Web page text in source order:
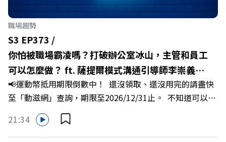
化傳統作物為高價值的精品品牌？🔺如何將自身的失敗學，
轉化為凝聚團隊與縣民認同感的力量？🔺在迎向黃金十年的
新局下，嘉義如何打造子弟能安心安居的未來？ 主持人／
遠見雜誌副社長兼遠見智庫總編輯 李建興 與談人／嘉義縣
縣長 翁章梁、立法委員 蔡易餘、財信傳媒集團董事長 謝金
河、紙風車劇團創辦人 李永豐、嘉義縣人力發展所所長 許
喻理+++++🎂歡慶遠見40歲生日！手速搶下破天荒的獨家
優惠>>>https://gvmkt.pse.is/9e5pbz✨關注《遠見》更多
的社群：LINE：https://reurl.cc/A4ELQpIG：
https://bit.ly/3AjBWNVYT：https://bit.ly/38jNi9k
職場趨勢
S3 EP373 /
你怕被職場霸凌嗎？打破辦公室冰山，主管和員工
可以怎麼做？ ft. 薩提爾模式溝通引導師李崇義、
謝佳芸
📢運動幣抵用期限倒數中！ 還沒領取、還沒用完的請盡快
至「動滋網」查詢，期限至2026/12/31止。 不知道可以在
哪裡使用嗎？ 上「動滋網」【合作店家】專區，全台五千
多家合作業者任你選，馬上來找適用地點！ ➡️
https://fstry.pse.is/9epct2 —— 以上為 FMTaiwan 與
21:34